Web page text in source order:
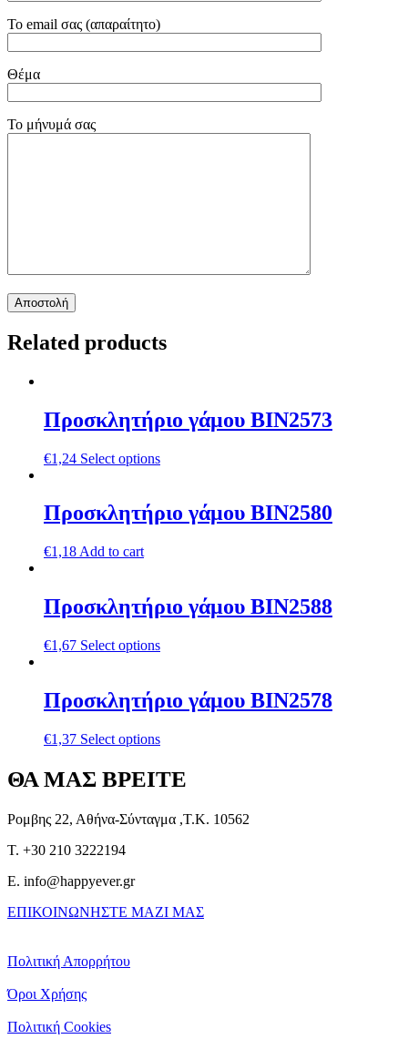
Το email σας (απαραίτητο)
Θέμα
Το μήνυμά σας
Related products
Προσκλητήριο γάμου ΒΙΝ2573
€1,24 Select options
Προσκλητήριο γάμου ΒΙΝ2580
€1,18 Add to cart
Προσκλητήριο γάμου ΒΙΝ2588
€1,67 Select options
Προσκλητήριο γάμου ΒΙΝ2578
€1,37 Select options
ΘΑ ΜΑΣ ΒΡΕΙΤΕ
Ρομβης 22, Αθήνα-Σύνταγμα ,Τ.Κ. 10562
T. +30 210 3222194
E. info@happyever.gr
ΕΠΙΚΟΙΝΩΝΗΣΤΕ ΜΑΖΙ ΜΑΣ
Πολιτική Απορρήτου
Όροι Χρήσης
Πολιτική Cookies